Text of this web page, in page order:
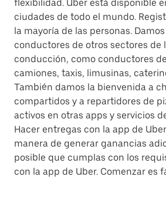
flexibilidad. Uber está disponible
ciudades de todo el mundo.
la mayoría de las personas.
conductores de otros sectores de
conducción, como conductores
camiones, taxis, limusinas,
También damos la bienvenida a
compartidos y a repartidores de
activos en otras apps y servicios
Hacer entregas con la app de
manera de generar ganancias
posible que cumplas con los
con la app de Uber. Comenzar es